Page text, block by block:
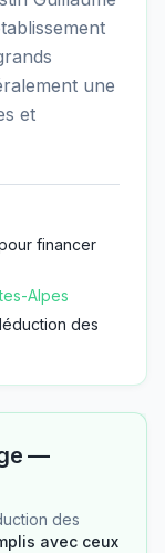
une
et
financer
Alpes
des
—
des
avec ceux